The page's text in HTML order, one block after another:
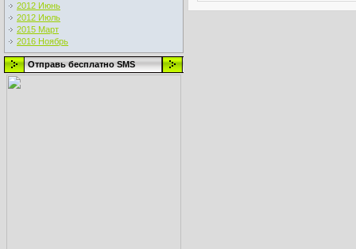
2012 Июнь
2012 Июль
2015 Март
2016 Ноябрь
Отправь бесплатно SMS